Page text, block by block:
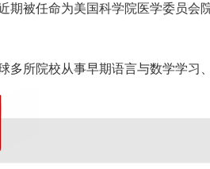
期被任命为美国科学院医学委员会
多所院校从事早期语言与数学学习